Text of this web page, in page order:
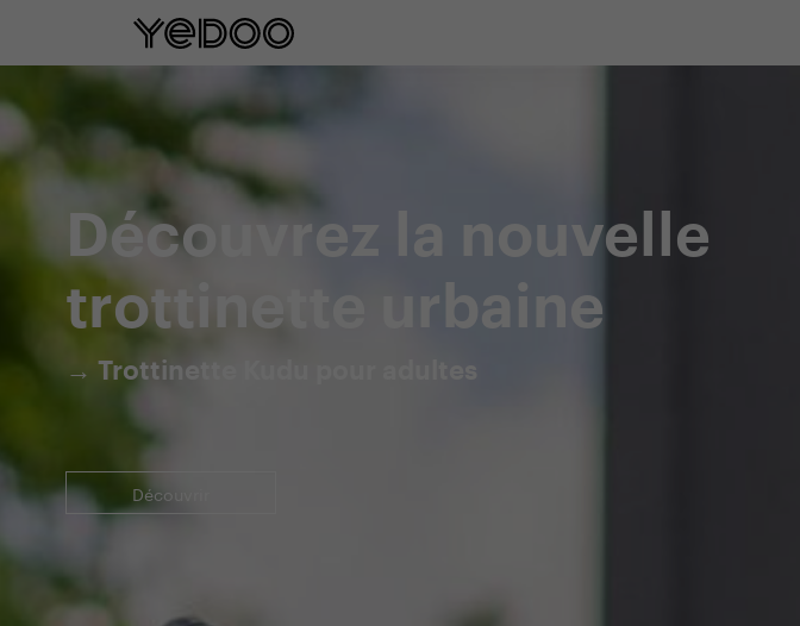
Garantie cadre de 5 ans uniquement sur notre e-shop
Découvrez la nouvelle
trottinette urbaine
→ Trottinette Kudu pour adultes
Découvrir